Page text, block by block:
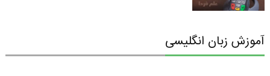
آموزش زبان انگلیسی